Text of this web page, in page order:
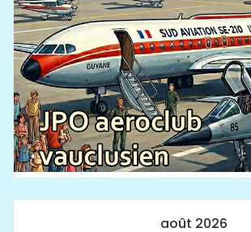
août 2026